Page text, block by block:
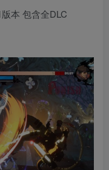
本 包含全DLC